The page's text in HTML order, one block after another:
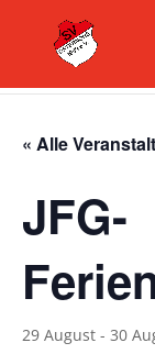
« Alle
JFG-
29 August - 30